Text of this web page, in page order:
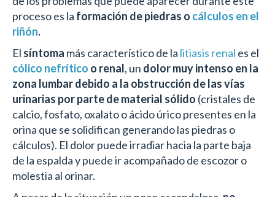
proceso es la formación de piedras o cálculos en el
riñón.
El síntoma más característico de la litiasis renal es el
cólico nefrítico o renal, un dolor muy intenso en la
zona lumbar debido a la obstrucción de las vías
urinarias por parte de material sólido (cristales de
calcio, fosfato, oxalato o ácido úrico presentes en la
orina que se solidifican generando las piedras o
cálculos). El dolor puede irradiar hacia la parte baja
de la espalda y puede ir acompañado de escozor o
molestia al orinar.